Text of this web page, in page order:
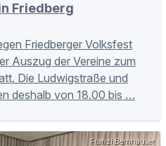
Friedberg
Friedberger Volksfest
Auszug der Vereine zum
Die Ludwigstraße und
deshalb von 18.00 bis …
Franzi Bernhauser